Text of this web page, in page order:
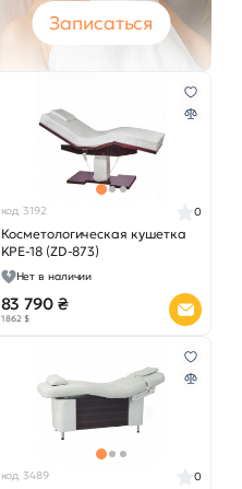
Записаться
код 3192
Косметологическая кушетка
KPE-18 (ZD-873)
0
Нет в наличии
83 790 ₴
1 862 $
код 3489 0